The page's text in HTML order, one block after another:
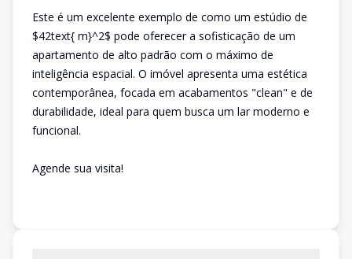
Este é um excelente exemplo de como um estúdio de
$42text{ m}^2$ pode oferecer a sofisticação de um
apartamento de alto padrão com o máximo de
inteligência espacial. O imóvel apresenta uma estética
contemporânea, focada em acabamentos "clean" e de
durabilidade, ideal para quem busca um lar moderno e
funcional.
Agende sua visita!